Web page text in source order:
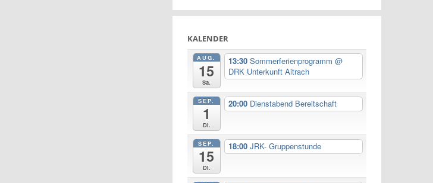
KALENDER
AUG.
15
Sa.
13:30 Sommerferienprogramm @
DRK Unterkunft Aitrach
SEP.
1
Di.
20:00 Dienstabend Bereitschaft
SEP.
15
Di.
18:00 JRK- Gruppenstunde